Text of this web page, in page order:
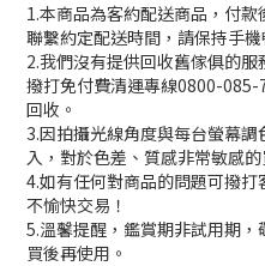
1.本商品為客約配送商品，付
聯繫約定配送時間，請保持手
2.我們沒有提供回收舊傢俱的
撥打免付費清運專線0800-
回收。
3.因拍攝光線角度與每台螢幕
入，對於色差、質感非常敏感
4.如有任何對商品的問題可撥
不愉快交易！
5.溫馨提醒，鑑賞期非試用期
買後再使用。